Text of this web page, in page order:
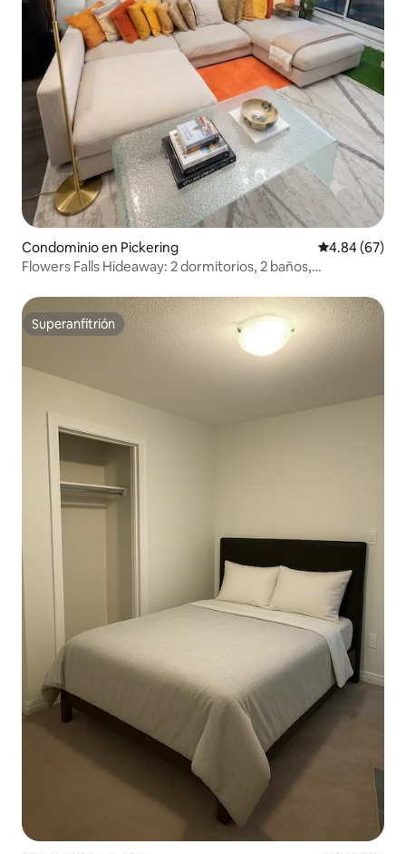
Condominio en Pickering Calificación
4.84 (67)
Flowers Falls Hideaway: 2 dormitorios, 2 baños,
Superanfitrión
Superanfitrión